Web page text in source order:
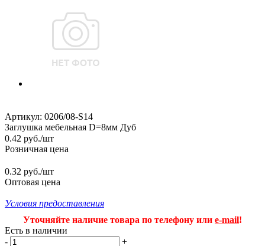
Артикул: 0206/08-S14
Заглушка мебельная D=8мм Дуб
0.42 руб./шт
Розничная цена
0.32 руб./шт
Оптовая цена
Условия предоставления
Уточняйте наличие товара по телефону или e-mail!
Есть в наличии
-
+